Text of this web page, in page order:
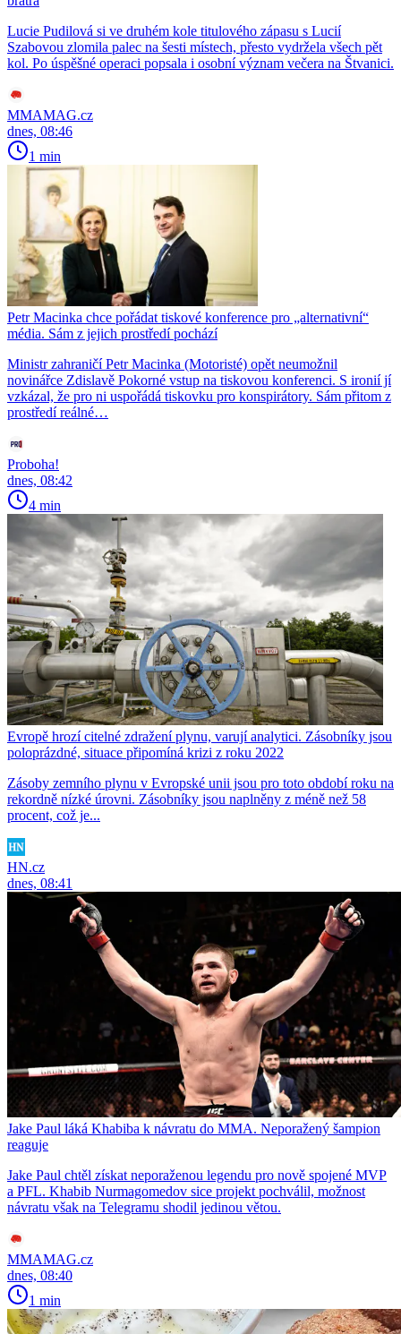
Lucie Pudilová si ve druhém kole titulového zápasu s Lucií
Szabovou zlomila palec na šesti místech, přesto vydržela všech pět
kol. Po úspěšné operaci popsala i osobní význam večera na Štvanici.
MMAMAG.cz
dnes, 08:46
1 min
Petr Macinka chce pořádat tiskové konference pro „alternativní“
média. Sám z jejich prostředí pochází
Ministr zahraničí Petr Macinka (Motoristé) opět neumožnil
novinářce Zdislavě Pokorné vstup na tiskovou konferenci. S ironií jí
vzkázal, že pro ni uspořádá tiskovku pro konspirátory. Sám přitom z
prostředí reálné…
Proboha!
dnes, 08:42
4 min
Evropě hrozí citelné zdražení plynu, varují analytici. Zásobníky jsou
poloprázdné, situace připomíná krizi z roku 2022
Zásoby zemního plynu v Evropské unii jsou pro toto období roku na
rekordně nízké úrovni. Zásobníky jsou naplněny z méně než 58
procent, což je...
HN.cz
dnes, 08:41
Jake Paul láká Khabiba k návratu do MMA. Neporažený šampion
reaguje
Jake Paul chtěl získat neporaženou legendu pro nově spojené MVP
a PFL. Khabib Nurmagomedov sice projekt pochválil, možnost
návratu však na Telegramu shodil jedinou větou.
MMAMAG.cz
dnes, 08:40
1 min